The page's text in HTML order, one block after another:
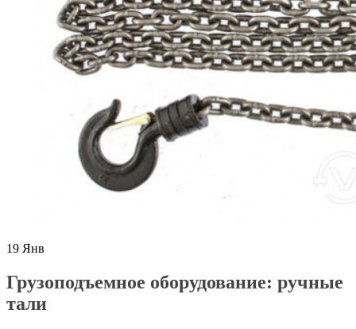
19 Янв
Грузоподъемное оборудование: ручные
тали